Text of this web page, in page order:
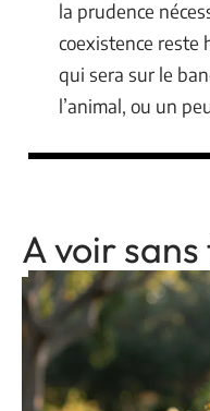
la prudence
coexistence reste
qui sera sur le
l’animal, ou un
A voir